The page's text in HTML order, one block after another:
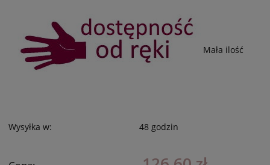
Mała ilość
Wysyłka w: 48 godzin